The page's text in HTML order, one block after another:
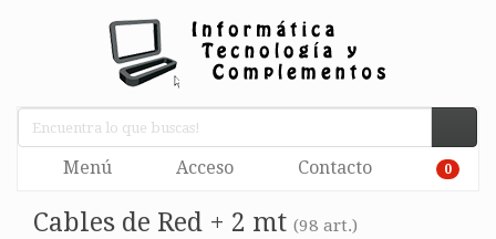
Menú Acceso Contacto 0
Cables de Red + 2 mt (98 art.)